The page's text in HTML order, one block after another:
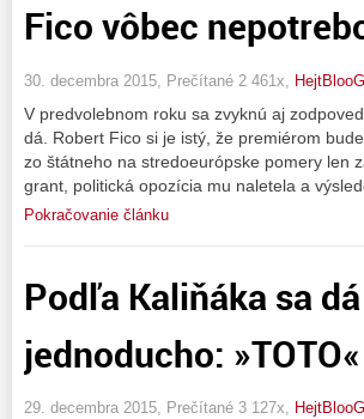
Fico vôbec
30. decembra 2015, Prečítané 2 461x,
V predvolebnom roku sa zvyknú aj
dá. Robert Fico si je istý, že premiérom
zo štátneho na stredoeurópske pomery len
grant, politická opozícia mu naletela a
Pokračovanie článku
Podľa Kaliňáka sa
jednoducho:
29. decembra 2015, Prečítané 3 127x,